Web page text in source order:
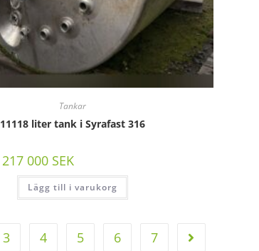
Tankar
11118 liter tank i Syrafast 316
217 000 SEK
Lägg till i varukorg
3 4 5 6 7